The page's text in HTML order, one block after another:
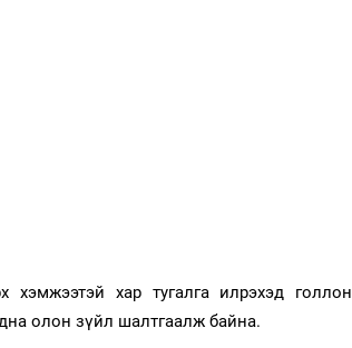
хэмжээтэй хар тугалга илрэхэд голлон
олон зүйл шалтгаалж байна.